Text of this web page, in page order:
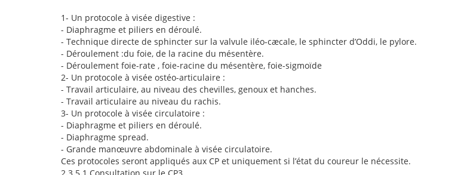
1- Un protocole à visée digestive :
- Diaphragme et piliers en déroulé.
- Technique directe de sphincter sur la valvule iléo-cæcale, le sphincter d’Oddi, le pylore.
- Déroulement :du foie, de la racine du mésentère.
- Déroulement foie-rate , foie-racine du mésentère, foie-sigmoïde
2- Un protocole à visée ostéo-articulaire :
- Travail articulaire, au niveau des chevilles, genoux et hanches.
- Travail articulaire au niveau du rachis.
3- Un protocole à visée circulatoire :
- Diaphragme et piliers en déroulé.
- Diaphragme spread.
- Grande manœuvre abdominale à visée circulatoire.
Ces protocoles seront appliqués aux CP et uniquement si l’état du coureur le nécessite.